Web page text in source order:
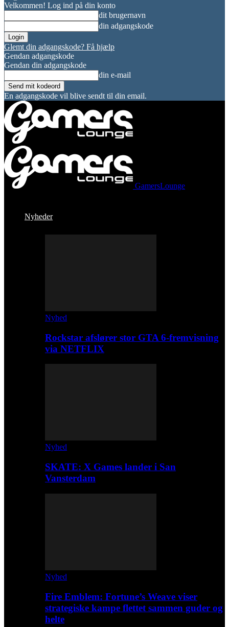
Velkommen! Log ind på din konto
dit brugernavn
din adgangskode
Glemt din adgangskode? Få hjælp
Gendan adgangskode
Gendan din adgangskode
din e-mail
En adgangskode vil blive sendt til din email.
GamersLounge
Nyheder
Nyhed
Rockstar afslører stor GTA 6-fremvisning
via NETFLIX
Nyhed
SKATE: X Games lander i San
Vansterdam
Nyhed
Fire Emblem: Fortune’s Weave viser
strategiske kampe flettet sammen guder og
helte